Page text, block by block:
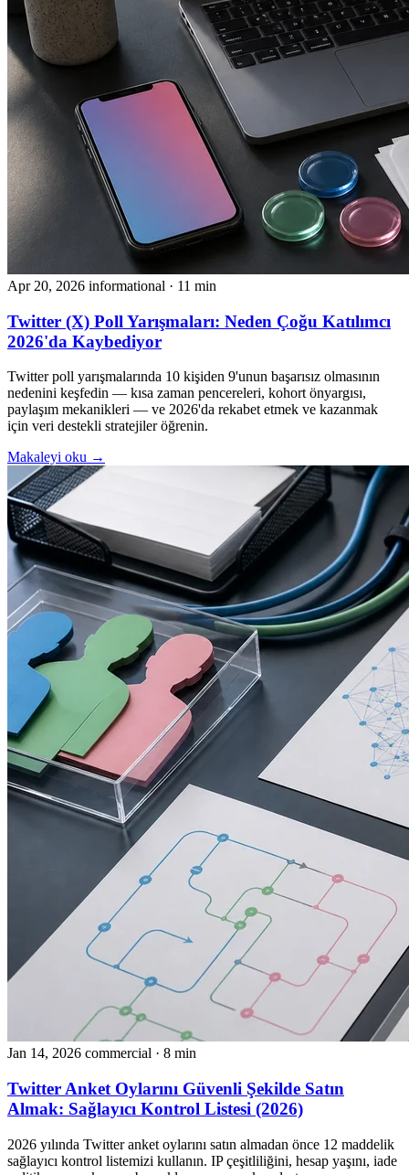
Apr 20, 2026 informational · 11 min
Twitter (X) Poll Yarışmaları: Neden Çoğu Katılımcı
2026'da Kaybediyor
Twitter poll yarışmalarında 10 kişiden 9'unun başarısız olmasının
nedenini keşfedin — kısa zaman pencereleri, kohort önyargısı,
paylaşım mekanikleri — ve 2026'da rekabet etmek ve kazanmak
için veri destekli stratejiler öğrenin.
Makaleyi oku →
Jan 14, 2026 commercial · 8 min
Twitter Anket Oylarını Güvenli Şekilde Satın
Almak: Sağlayıcı Kontrol Listesi (2026)
2026 yılında Twitter anket oylarını satın almadan önce 12 maddelik
sağlayıcı kontrol listemizi kullanın. IP çeşitliliğini, hesap yaşını, iade